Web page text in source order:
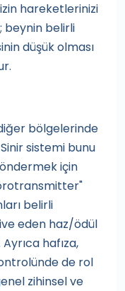
hareketlerinizi
beynin belirli
düşük olması
bölgelerinde
sistemi bunu
için
belirli
eden haz/ödül
hafıza,
de rol
zihinsel ve